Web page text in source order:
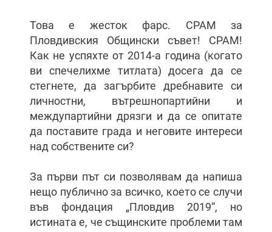
Това е жесток фарс. СРАМ за
Пловдивския Общински съвет! СРАМ!
Как не успяхте от 2014-а година (когато
ви спечелихме титлата) досега да се
стегнете, да загърбите дребнавите си
личностни, вътрешнопартийни и
междупартийни дрязги и да се опитате
да поставите града и неговите интереси
над собствените си?
За първи път си позволявам да напиша
нещо публично за всичко, което се случи
във фондация „Пловдив 2019“, но
истината е, че същинските проблеми там